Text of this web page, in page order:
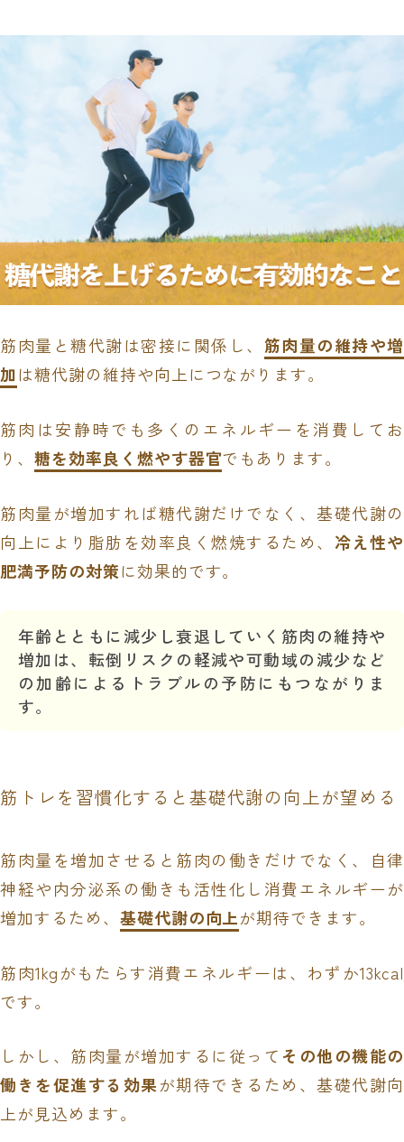
筋肉量と糖代謝は密接に関係し、 筋肉量の維持や増
加は糖代謝の維持や向上につながります。
筋肉は安静時でも多くのエネルギーを消費してお
り、 糖を効率良く燃やす器官でもあります。
筋肉量が増加すれば糖代謝だけでなく、基礎代謝の
向上により脂肪を効率良く燃焼するため、 冷え性や
肥満予防の対策に効果的です。
年齢とともに減少し衰退していく筋肉の維持や
増加は、転倒リスクの軽減や可動域の減少など
の加齢によるトラブルの予防にもつながりま
す。
筋トレを習慣化すると基礎代謝の向上が望める
筋肉量を増加させると筋肉の働きだけでなく、自律
神経や内分泌系の働きも活性化し消費エネルギーが
増加するため、 基礎代謝の向上が期待できます。
筋肉1kgがもたらす消費エネルギーは、わずか13kcal
です。
しかし、筋肉量が増加するに従って その他の機能の
働きを促進する効果が期待できるため、基礎代謝向
上が見込めます。